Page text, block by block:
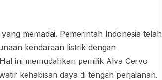
memadai. Pemerintah Indonesia telah
kendaraan listrik dengan
ini memudahkan pemilik Alva Cervo
kehabisan daya di tengah perjalanan.